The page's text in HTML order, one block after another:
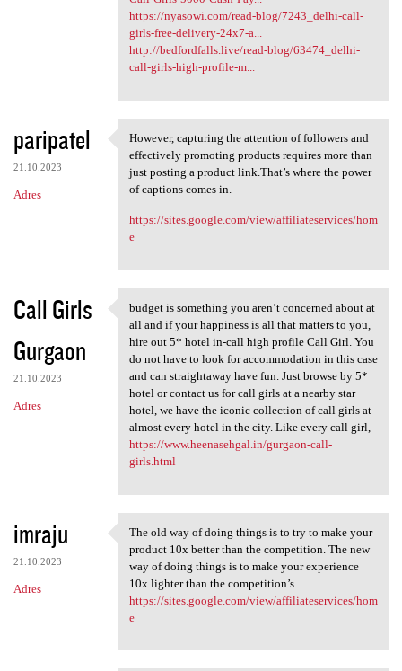
https://nyasowi.com/read-blog/7243_delhi-call-
girls-free-delivery-24x7-a...
http://bedfordfalls.live/read-blog/63474_delhi-
call-girls-high-profile-m...
paripatel
21.10.2023
Adres
However, capturing the
However, capturing the attention of followers and
effectively promoting products requires more than
just posting a product link.That’s where the power
of captions comes in.
https://sites.google.com/view/affiliateservices/hom
e
Call Girls
Gurgaon
21.10.2023
Adres
budget is something you aren
budget is something you aren’t concerned about at
all and if your happiness is all that matters to you,
hire out 5* hotel in-call high profile Call Girl. You
do not have to look for accommodation in this case
and can straightaway have fun. Just browse by 5*
hotel or contact us for call girls at a nearby star
hotel, we have the iconic collection of call girls at
almost every hotel in the city. Like every call girl,
https://www.heenasehgal.in/gurgaon-call-
girls.html
imraju
21.10.2023
Adres
The old way of doing things
The old way of doing things is to try to make your
product 10x better than the competition. The new
way of doing things is to make your experience
10x lighter than the competition’s
https://sites.google.com/view/affiliateservices/hom
e